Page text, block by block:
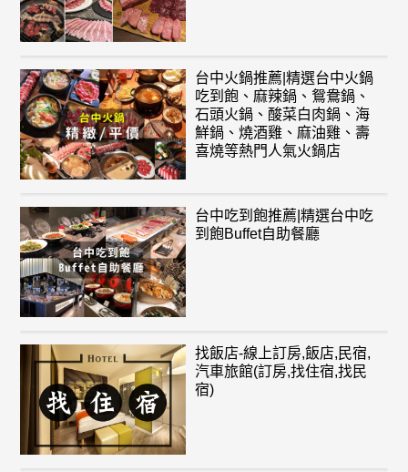
台中火鍋推薦|精選台中火鍋
吃到飽、麻辣鍋、鴛鴦鍋、
石頭火鍋、酸菜白肉鍋、海
鮮鍋、燒酒雞、麻油雞、壽
喜燒等熱門人氣火鍋店
台中吃到飽推薦|精選台中吃
到飽Buffet自助餐廳
找飯店-線上訂房,飯店,民宿,
汽車旅館(訂房,找住宿,找民
宿)